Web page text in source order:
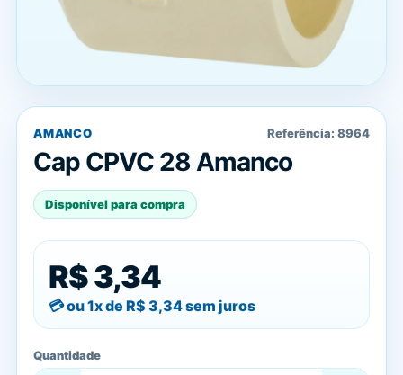
AMANCO Referência: 8964
Cap CPVC 28 Amanco
Disponível para compra
R$ 3,34
ou 1x de R$ 3,34sem juros
Quantidade